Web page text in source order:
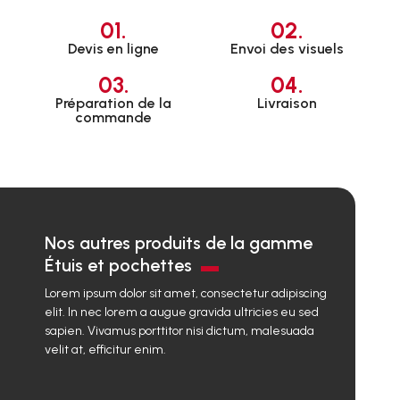
01.
Devis en ligne
02.
Envoi des visuels
03.
Préparation de la
commande
04.
Livraison
Nos autres produits de la gamme
Étuis et pochettes
Lorem ipsum dolor sit amet, consectetur adipiscing
elit. In nec lorem a augue gravida ultricies eu sed
sapien. Vivamus porttitor nisi dictum, malesuada
velit at, efficitur enim.